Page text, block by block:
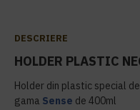
DESCRIERE
HOLDER PLASTIC
Holder din plastic special
gama Sense de 400ml